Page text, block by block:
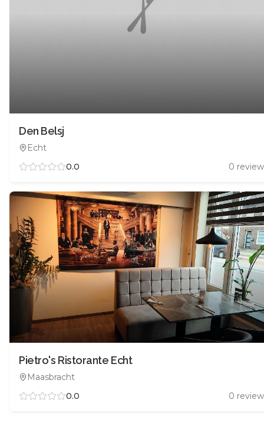
Den Belsj
Echt
0.0
0
Pietro's Ristorante Echt
Maasbracht
0.0
0